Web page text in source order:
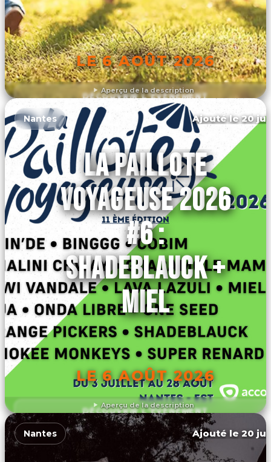
Aperçu de la description
LE 6 AOÛT 2026
DÉCOUVRIR L'ÉVÉNEMENT
Aperçu de la description
Nantes Ajouté le 20
LA PAILLOTE
VOYAGEUSE 2026
#6 :
SHADEBLAUCK +
MIEL
LE 6 AOÛT 2026
DÉCOUVRIR L'ÉVÉNEMENT
Nantes Ajouté le 20